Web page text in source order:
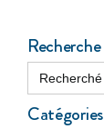
Recherche
Search
for:
Catégories